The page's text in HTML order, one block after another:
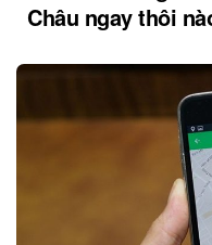
Châu ngay thôi